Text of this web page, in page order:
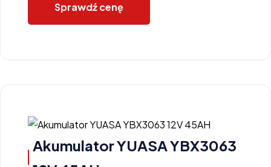
Sprawdź cenę
Akumulator YUASA YBX3063